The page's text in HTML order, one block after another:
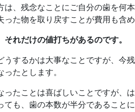
は、残念なことにご自分の歯を何
った物を取り戻すことが費用も含
れだけの値打ちがあるのです。
うするかは大事なことですが、今
たとします。
ったことは喜ばしいことですが、
ても、歯の本数が半分であること